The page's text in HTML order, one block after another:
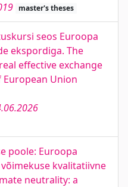
master's theses
seos Euroopa
ekspordiga. The
effective exchange
Union
poole: Euroopa
kvalitatiivne
neutrality: a